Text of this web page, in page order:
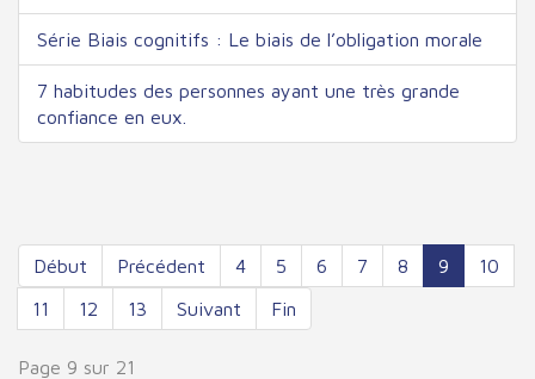
Série Biais cognitifs : Le biais de l’obligation morale
7 habitudes des personnes ayant une très grande
confiance en eux.
Début Précédent 4 5 6 7 8 9
10
11
12 13 Suivant Fin
Page 9 sur 21